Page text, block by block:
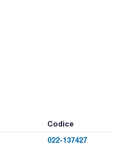
Codice
022-137427